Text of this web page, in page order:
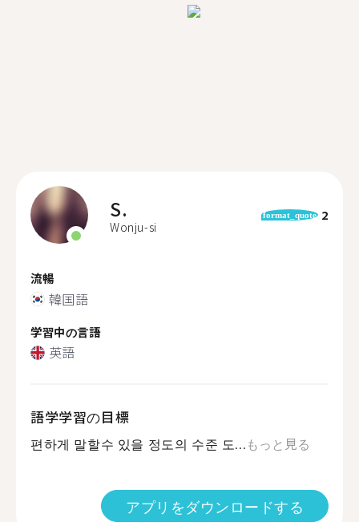
S.
Wonju-si
format_quote 2
流暢
韓国語
学習中の言語
英語
語学学習の目標
편하게 말할수 있을 정도의 수준 도...もっと見る
アプリをダウンロードする